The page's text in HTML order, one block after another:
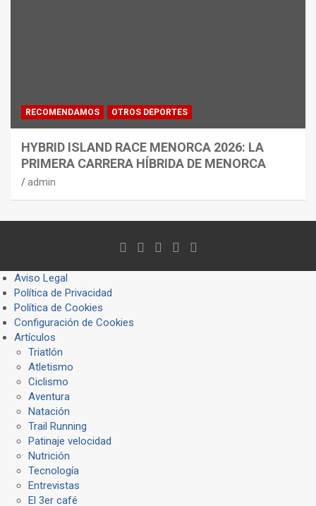
RECOMENDAMOS OTROS DEPORTES
HYBRID ISLAND RACE MENORCA 2026: LA
PRIMERA CARRERA HÍBRIDA DE MENORCA
admin
Aviso Legal
Política de Privacidad
Política de Cookies
Configuración de Cookies
Artículos
Triatlón
Atletismo
Ciclismo
Aventura
Natación
Trail Running
Patinaje velocidad
Nutrición
Tecnología
Entrevistas
El 3er café